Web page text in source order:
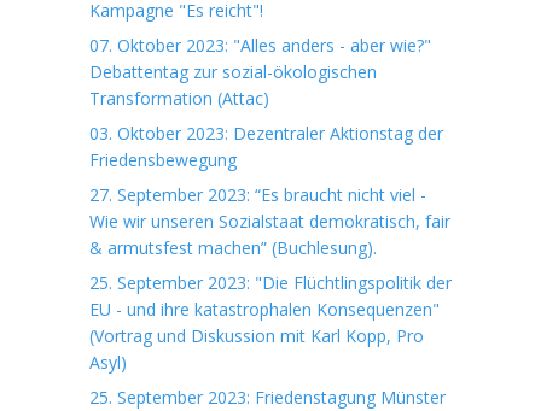
Kampagne "Es reicht"!
07. Oktober 2023: "Alles anders - aber wie?"
Debattentag zur sozial-ökologischen
Transformation (Attac)
03. Oktober 2023: Dezentraler Aktionstag der
Friedensbewegung
27. September 2023: “Es braucht nicht viel -
Wie wir unseren Sozialstaat demokratisch, fair
& armutsfest machen” (Buchlesung).
25. September 2023: "Die Flüchtlingspolitik der
EU - und ihre katastrophalen Konsequenzen"
(Vortrag und Diskussion mit Karl Kopp, Pro
Asyl)
25. September 2023: Friedenstagung Münster